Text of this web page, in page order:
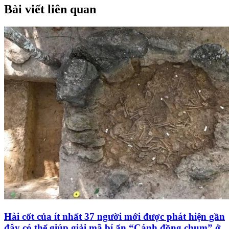
Bài viết liên quan
Hài cốt của ít nhất 37 người mới được phát hiện gần